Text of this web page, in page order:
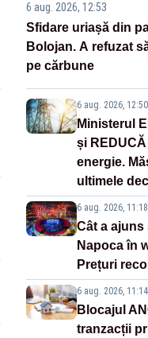
6 aug. 2026, 12:53
Sfidare uriașă din
Bolojan. A refuzat
pe cărbune
6 aug. 2026, 12:50
Ministerul
și
energie.
ultimele
6 aug. 2026, 11:18
Cât a ajuns
Napoca în
Prețuri
6 aug. 2026, 11:14
Blocajul
tranzacții